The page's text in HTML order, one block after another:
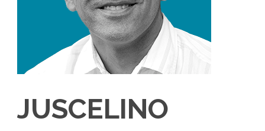
JUSCELINO